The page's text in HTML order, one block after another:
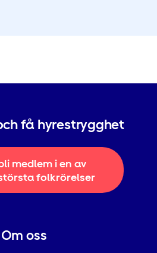
få hyrestrygghet
medlem i en av
folkrörelser
Om oss